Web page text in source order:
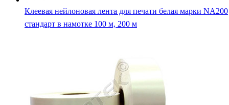
Клеевая нейлоновая лента для печати белая марки NA200
стандарт в намотке 100 м, 200 м